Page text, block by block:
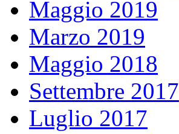
Maggio 2019
Marzo 2019
Maggio 2018
Settembre 2017
Luglio 2017